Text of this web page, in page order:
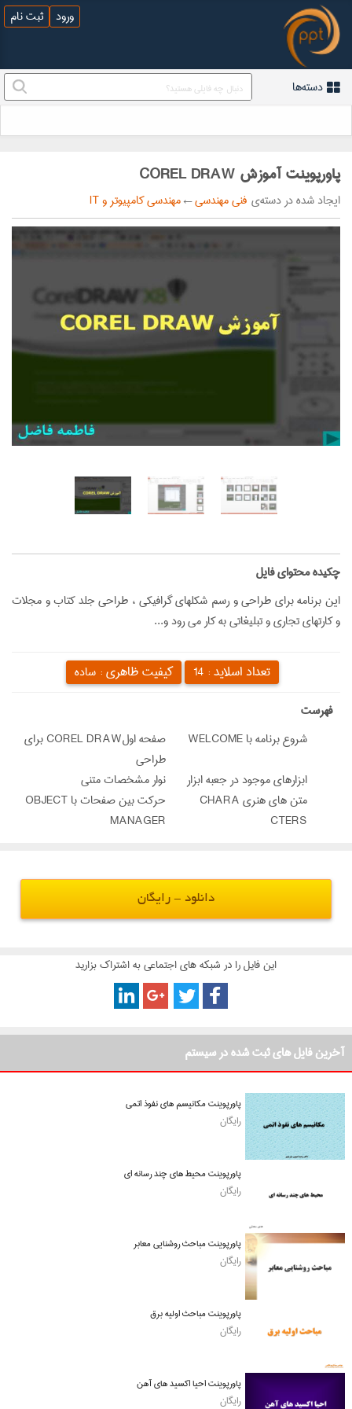
ورود ثبت نام
دسته‌ها
پاورپوینت آموزش COREL DRAW
ایجاد شده در دسته‌ی فنی مهندسی←مهندسی کامپیوتر و IT
‌چکیده محتوای فایل
این برنامه برای طراحی و رسم شکلهای گرافیکی ، طراحی جلد کتاب و مجلات
و کارتهای تجاری و تبلیغاتی به کار می رود و...
کیفیت ظاهری :ساده تعداد اسلاید :14
‌فهرست
شروع برنامه با WELCOME
صفحه اولCOREL DRAW برای
طراحی
ابزارهای موجود در جعبه ابزار
نوار مشخصات متنی
متن های هنری CHARA
CTERS
حرکت بین صفحات با OBJECT
MANAGER
دانلود - رایگان
این فایل را در شبکه های اجتماعی به اشتراک بزارید
آخرین فایل های ثبت شده در سیستم
پاورپوینت مکانیسم های نفوذ اتمی
رایگان
پاورپوینت محیط های چند رسانه ای
رایگان
پاورپوینت مباحث روشنایی معابر
رایگان
پاورپوینت مباحث اولیه برق
رایگان
پاورپوینت احیا اکسید های آهن
رایگان